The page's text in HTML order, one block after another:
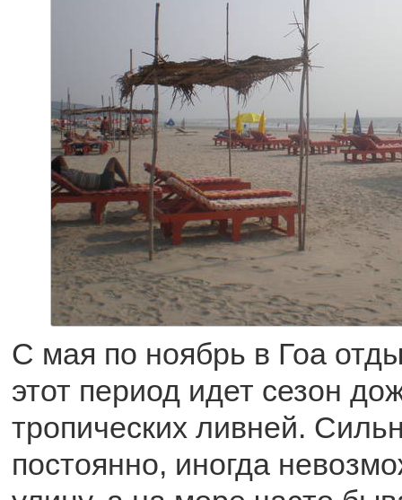
С мая по ноябрь в Гоа
этот период идет сезон
тропических ливней.
постоянно, иногда